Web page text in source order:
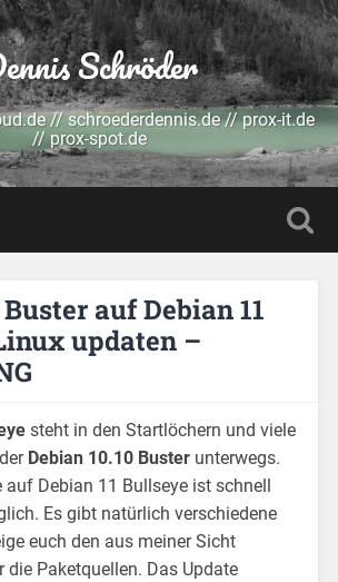
Schröder
// schroederdennis.de // prox-it.de
// prox-spot.de
auf Debian 11
updaten –
steht in den Startlöchern und viele
Debian 10.10 Buster unterwegs.
auf Debian 11 Bullseye ist schnell
Es gibt natürlich verschiedene
euch den aus meiner Sicht
die Paketquellen. Das Update